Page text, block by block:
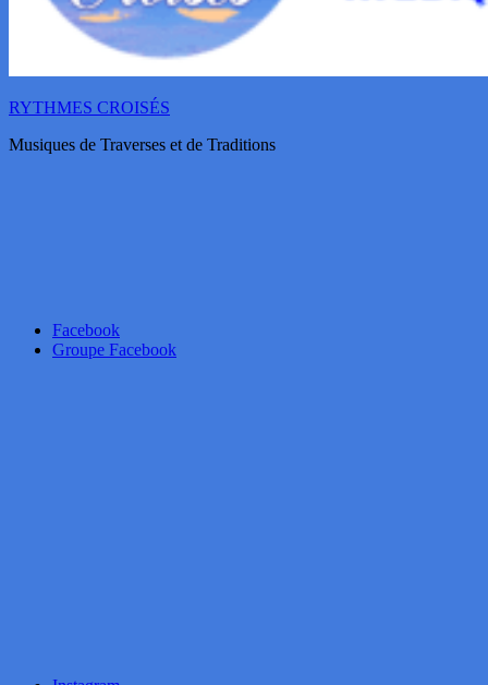
RYTHMES CROISÉS
Musiques de Traverses et de Traditions
Facebook
Groupe Facebook